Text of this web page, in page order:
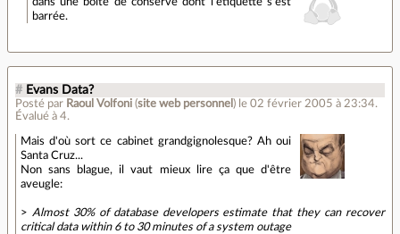
barrée.
# Evans Data?
Posté par Raoul Volfoni (site web personnel ) le 02 février 2005 à 23:34.
Évalué à 4.
Mais d'où sort ce cabinet grandgignolesque? Ah oui
Santa Cruz...
Non sans blague, il vaut mieux lire ça que d'être
aveugle:
> Almost 30% of database developers estimate that they can recover
critical data within 6 to 30 minutes of a system outage